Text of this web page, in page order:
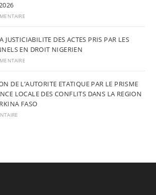
JUSTICIABILITE DES ACTES PRIS PAR LES
EN DROIT NIGERIEN
DE L’AUTORITE ETATIQUE PAR LE PRISME
LOCALE DES CONFLITS DANS LA REGION
FASO